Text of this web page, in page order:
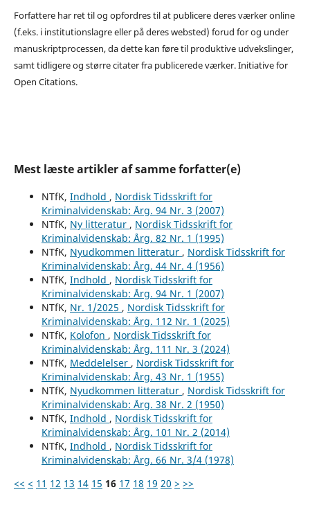
Forfattere har ret til og opfordres til at publicere deres værker online
(f.eks. i institutionslagre eller på deres websted) forud for og under
manuskriptprocessen, da dette kan føre til produktive udvekslinger,
samt tidligere og større citater fra publicerede værker. Initiative for
Open Citations.
Mest læste artikler af samme forfatter(e)
NTfK, Indhold , Nordisk Tidsskrift for
Kriminalvidenskab: Årg. 94 Nr. 3 (2007)
NTfK, Ny litteratur , Nordisk Tidsskrift for
Kriminalvidenskab: Årg. 82 Nr. 1 (1995)
NTfK, Nyudkommen litteratur , Nordisk Tidsskrift for
Kriminalvidenskab: Årg. 44 Nr. 4 (1956)
NTfK, Indhold , Nordisk Tidsskrift for
Kriminalvidenskab: Årg. 94 Nr. 1 (2007)
NTfK, Nr. 1/2025 , Nordisk Tidsskrift for
Kriminalvidenskab: Årg. 112 Nr. 1 (2025)
NTfK, Kolofon , Nordisk Tidsskrift for
Kriminalvidenskab: Årg. 111 Nr. 3 (2024)
NTfK, Meddelelser , Nordisk Tidsskrift for
Kriminalvidenskab: Årg. 43 Nr. 1 (1955)
NTfK, Nyudkommen litteratur , Nordisk Tidsskrift for
Kriminalvidenskab: Årg. 38 Nr. 2 (1950)
NTfK, Indhold , Nordisk Tidsskrift for
Kriminalvidenskab: Årg. 101 Nr. 2 (2014)
NTfK, Indhold , Nordisk Tidsskrift for
Kriminalvidenskab: Årg. 66 Nr. 3/4 (1978)
<< < 11 12 13 14 15 16 17 18 19 20 > >>